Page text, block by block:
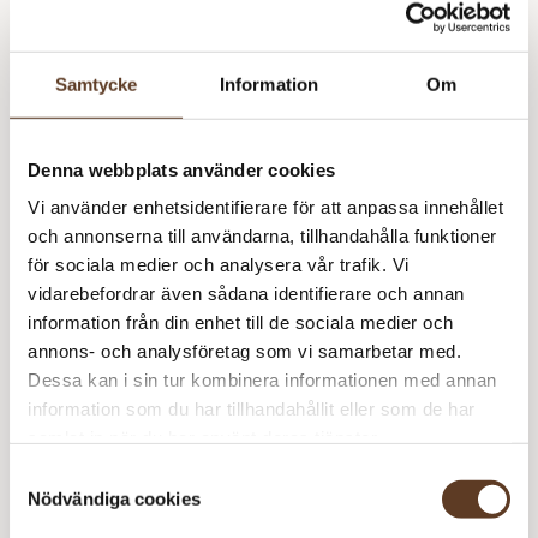
Samtycke Information Om
Denna webbplats använder cookies
Vi använder enhetsidentifierare för att anpassa innehållet
och annonserna till användarna, tillhandahålla funktioner
för sociala medier och analysera vår trafik. Vi
vidarebefordrar även sådana identifierare och annan
information från din enhet till de sociala medier och
annons- och analysföretag som vi samarbetar med.
Dessa kan i sin tur kombinera informationen med annan
information som du har tillhandahållit eller som de har
Nödvändiga cookies
Lägg i varukorg
Se lagersaldo i butik
Om DMC
DMC grundades i Mulhouse i Frankrike år 1746 och är ett av